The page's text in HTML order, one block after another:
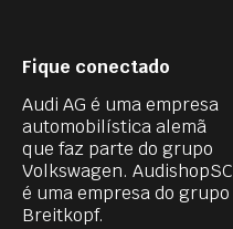
Fique conectado
Audi AG é uma empresa
automobilística alemã
que faz parte do grupo
Volkswagen. AudishopSC
é uma empresa do grupo
Breitkopf.